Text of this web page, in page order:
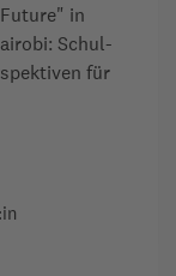
in
Schul-
für